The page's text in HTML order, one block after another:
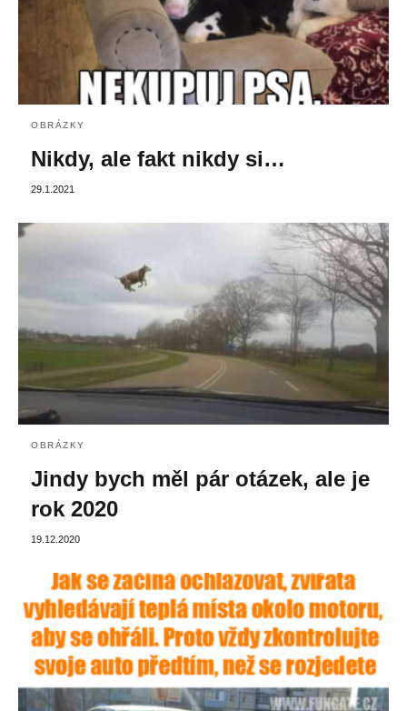
OBRÁZKY
Nikdy, ale fakt nikdy si…
29.1.2021
OBRÁZKY
Jindy bych měl pár otázek, ale je
rok 2020
19.12.2020